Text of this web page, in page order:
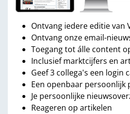
Ontvang iedere editie van
Ontvang onze email-
Toegang tot álle content
Inclusief marktcijfers en
Geef 3 collega's een login
Een openbaar persoonlijk
Je persoonlijke
Reageren op artikelen